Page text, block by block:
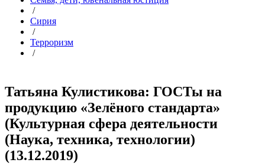
/
Сирия
/
Терроризм
/
Татьяна Кулистикова: ГОСТы на
продукцию «Зелёного стандарта»
(Культурная сфера деятельности
(Наука, техника, технологии)
(13.12.2019)